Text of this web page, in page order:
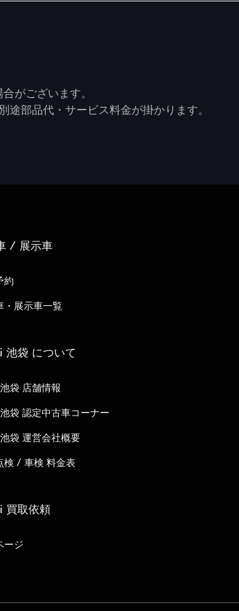
がございます。
部品代・サービス料金が掛かります。
/ 展示車
約
・展示車一覧
袋 について
袋 店舗情報
袋 認定中古車コーナー
袋 運営会社概要
検 / 車検 料金表
取依頼
ージ